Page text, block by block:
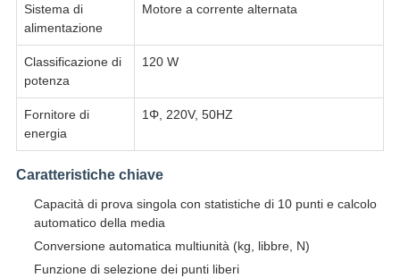
Sistema di
alimentazione
Motore a corrente alternata
Classificazione di
potenza
120 W
Fornitore di
energia
1Φ, 220V, 50HZ
Caratteristiche chiave
Capacità di prova singola con statistiche di 10 punti e calcolo
automatico della media
Conversione automatica multiunità (kg, libbre, N)
Funzione di selezione dei punti liberi